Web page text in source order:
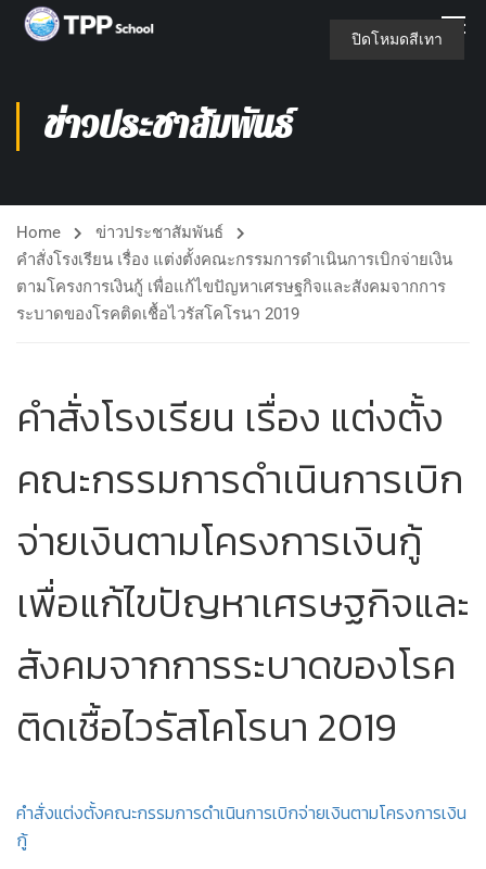
ข่าวประชาสัมพันธ์
Home
ข่าวประชาสัมพันธ์
คำสั่งโรงเรียน เรื่อง แต่งตั้งคณะกรรมการดำเนินการเบิกจ่ายเงิน
ตามโครงการเงินกู้ เพื่อแก้ไขปัญหาเศรษฐกิจและสังคมจากการ
ระบาดของโรคติดเชื้อไวรัสโคโรนา 2019
คำสั่งโรงเรียน เรื่อง แต่งตั้ง
คณะกรรมการดำเนินการเบิก
จ่ายเงินตามโครงการเงินกู้
เพื่อแก้ไขปัญหาเศรษฐกิจและ
สังคมจากการระบาดของโรค
ติดเชื้อไวรัสโคโรนา 2019
คำสั่งแต่งตั้งคณะกรรมการดำเนินการเบิกจ่ายเงินตามโครงการเงิน
กู้
ปิดโหมดสีเทา